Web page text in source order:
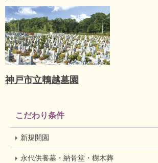
神戸市立鵯越墓園
こだわり条件
新規開園
永代供養墓・納骨堂・樹木葬